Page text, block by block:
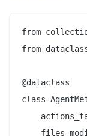
from
from
@dataclass
class